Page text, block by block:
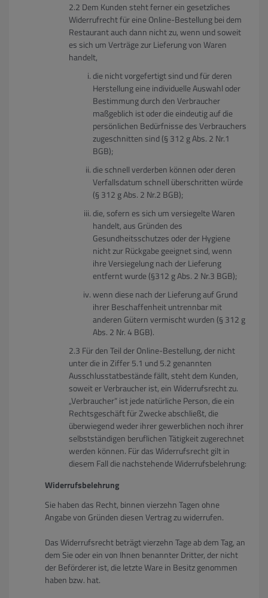
Dem Kunden steht ferner ein gesetzliches
Widerrufrecht für eine Online-Bestellung bei dem
Restaurant auch dann nicht zu, wenn und soweit
es sich um Verträge zur Lieferung von Waren
handelt,
die nicht vorgefertigt sind und für deren
Herstellung eine individuelle Auswahl oder
Bestimmung durch den Verbraucher
maßgeblich ist oder die eindeutig auf die
persönlichen Bedürfnisse des Verbrauchers
zugeschnitten sind (§ 312 g Abs. 2 Nr.1
BGB);
die schnell verderben können oder deren
Verfallsdatum schnell überschritten würde
(§ 312 g Abs. 2 Nr.2 BGB);
die, sofern es sich um versiegelte Waren
handelt, aus Gründen des
Gesundheitsschutzes oder der Hygiene
nicht zur Rückgabe geeignet sind, wenn
ihre Versiegelung nach der Lieferung
entfernt wurde (§312 g Abs. 2 Nr.3 BGB);
wenn diese nach der Lieferung auf Grund
ihrer Beschaffenheit untrennbar mit
anderen Gütern vermischt wurden (§ 312 g
Abs. 2 Nr. 4 BGB).
Für den Teil der Online-Bestellung, der nicht
unter die in Ziffer 5.1 und 5.2 genannten
Ausschlusstatbestände fällt, steht dem Kunden,
soweit er Verbraucher ist, ein Widerrufsrecht zu.
„Verbraucher“ ist jede natürliche Person, die ein
Rechtsgeschäft für Zwecke abschließt, die
überwiegend weder ihrer gewerblichen noch ihrer
selbstständigen beruflichen Tätigkeit zugerechnet
werden können. Für das Widerrufsrecht gilt in
diesem Fall die nachstehende Widerrufsbelehrung:
Widerrufsbelehrung
Sie haben das Recht, binnen vierzehn Tagen ohne
Angabe von Gründen diesen Vertrag zu widerrufen.
Das Widerrufsrecht beträgt vierzehn Tage ab dem Tag, an
dem Sie oder ein von Ihnen benannter Dritter, der nicht
der Beförderer ist, die letzte Ware in Besitz genommen
haben bzw. hat.